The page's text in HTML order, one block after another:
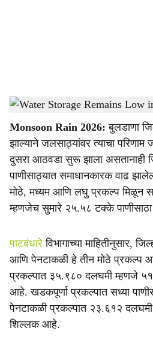
a
r
e
Water Storage Remains Low in Buldhana District
Monsoon Rain 2026: बुलडाणा
झाल्याने जलसाठ्यांवर त्याचा
दुसरा आठवडा सुरू झाला असतानाही
पाणीसाठ्यात समाधानकारक वाढ
मोठे, मध्यम आणि लघु प्रकल्प मिळून
म्हणजेच सुमारे २५.५८ टक्के
पाटबंधारेविभागाच्या माहितीनुसार,
आणि पेनटाकळी हे तीन मोठे प्रकल्प
प्रकल्पात ३५.९८० दलघमी म्हणजे
आहे. खडकपूर्णा प्रकल्पात सध्या
पेनटाकळी प्रकल्पात २३.६१२
शिल्लक आहे.